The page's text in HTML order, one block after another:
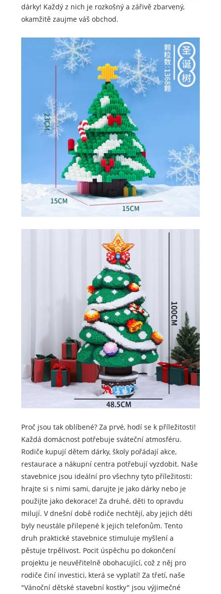
dárky! Každý z nich je rozkošný a zářivě zbarvený,
okamžitě zaujme váš obchod.
Proč jsou tak oblíbené? Za prvé, hodí se k příležitosti!
Každá domácnost potřebuje sváteční atmosféru.
Rodiče kupují dětem dárky, školy pořádají akce,
restaurace a nákupní centra potřebují vyzdobit. Naše
stavebnice jsou ideální pro všechny tyto příležitosti:
hrajte si s nimi sami, darujte je jako dárky nebo je
použijte jako dekorace! Za druhé, děti to opravdu
milují. V dnešní době rodiče nechtějí, aby jejich děti
byly neustále přilepené k jejich telefonům. Tento
druh praktické stavebnice stimuluje myšlení a
pěstuje trpělivost. Pocit úspěchu po dokončení
projektu je neuvěřitelně obohacující, což z něj pro
rodiče činí investici, která se vyplatí! Za třetí, naše
"Vánoční dětské stavební kostky" jsou výjimečné